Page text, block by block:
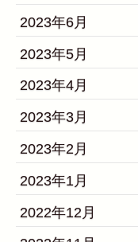
2023年6月
2023年5月
2023年4月
2023年3月
2023年2月
2023年1月
2022年12月